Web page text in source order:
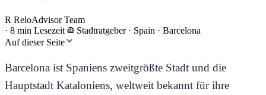
R ReloAdvisor Team
· 8 min Lesezeit Stadtratgeber · Spain · Barcelona
Auf dieser Seite
Barcelona ist Spaniens zweitgrößte Stadt und die
Hauptstadt Kataloniens, weltweit bekannt für ihre